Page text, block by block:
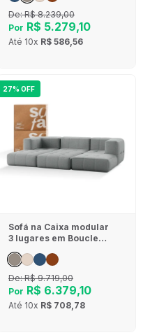
De:R$ 8.239,00
Por R$ 5.279,10
Até 10x R$ 586,56
27% OFF
Sofá na Caixa modular
3 lugares em Boucle
com 3 Chaises - Cinza
De:R$ 9.719,00
Por R$ 6.379,10
Até 10x R$ 708,78